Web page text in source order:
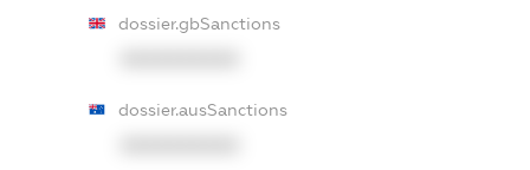
dossier.gbSanctions
dossier.ausSanctions